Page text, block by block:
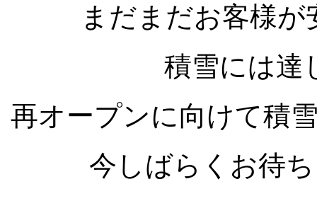
まだまだお客様
積雪には達
再オープンに向けて積
今しばらくお待